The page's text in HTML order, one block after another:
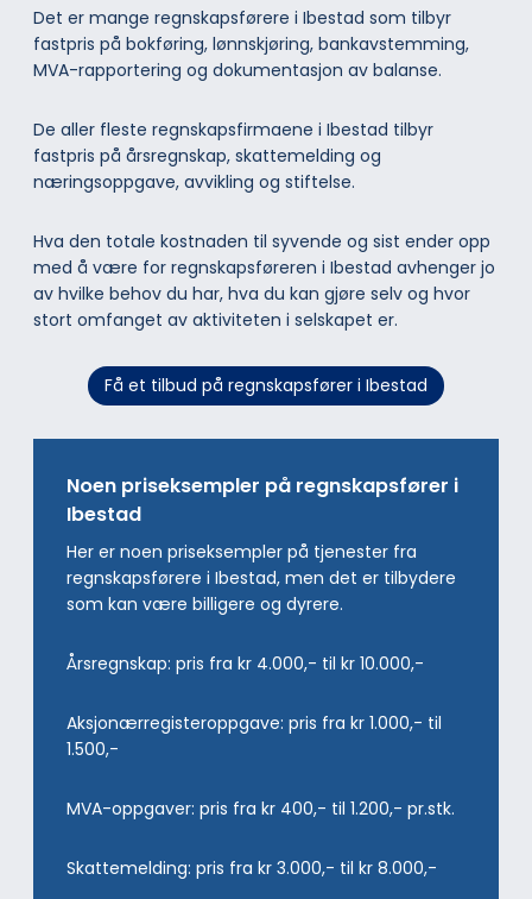
Det er mange regnskapsførere i Ibestad som tilbyr
fastpris på bokføring, lønnskjøring, bankavstemming,
MVA-rapportering og dokumentasjon av balanse.
De aller fleste regnskapsfirmaene i Ibestad tilbyr
fastpris på årsregnskap, skattemelding og
næringsoppgave, avvikling og stiftelse.
Hva den totale kostnaden til syvende og sist ender opp
med å være for regnskapsføreren i Ibestad avhenger jo
av hvilke behov du har, hva du kan gjøre selv og hvor
stort omfanget av aktiviteten i selskapet er.
Få et tilbud på regnskapsfører i Ibestad
Noen priseksempler på regnskapsfører i
Ibestad
Her er noen priseksempler på tjenester fra
regnskapsførere i Ibestad, men det er tilbydere
som kan være billigere og dyrere.
Årsregnskap: pris fra kr 4.000,- til kr 10.000,-
Aksjonærregisteroppgave: pris fra kr 1.000,- til
1.500,-
MVA-oppgaver: pris fra kr 400,- til 1.200,- pr.stk.
Skattemelding: pris fra kr 3.000,- til kr 8.000,-